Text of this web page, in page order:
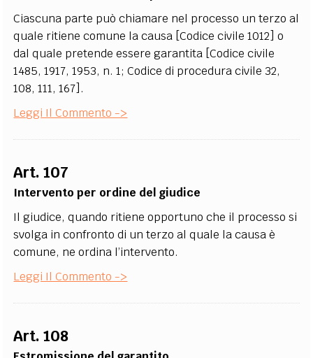
Ciascuna parte può chiamare nel processo un terzo al
quale ritiene comune la causa [Codice civile 1012] o
dal quale pretende essere garantita [Codice civile
1485, 1917, 1953, n. 1; Codice di procedura civile 32,
108, 111, 167].
Leggi Il Commento ->
Art. 107
Intervento per ordine del giudice
Il giudice, quando ritiene opportuno che il processo si
svolga in confronto di un terzo al quale la causa è
comune, ne ordina l’intervento.
Leggi Il Commento ->
Art. 108